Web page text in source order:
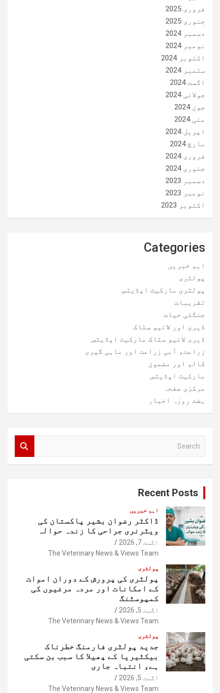
فروری 2025
جنوری 2025
دسمبر 2024
نومبر 2024
اکتوبر 2024
ستمبر 2024
اگست 2024
جولائی 2024
جون 2024
مئی 2024
اپریل 2024
مارچ 2024
فروری 2024
جنوری 2024
دسمبر 2023
نومبر 2023
اکتوبر 2023
Categories
اہم خبریں
پولٹری
پولٹری مارکیٹ اپڈیٹس
تقریبات
جنگلی حیات
ڈیری اور لائیو سٹاک
ڈیری لائیو سٹاک مارکیٹ اپڈیٹس
زراعت، آبی زراعت اور ماہی گیری
کالم اور مضمون
مارکیٹ اپڈیٹس
مرکزی صفحہ
ہفت روزہ اخبار
Recent Posts
اہم خبریں
ڈاکٹر رضوان بشیر پاکستان کی
ویٹرنری جراحی کا زندہ حوالہ
اگست 7, 2026
The Veterinary News & Views Team
پولٹری
پولٹری کی پرورش کے دوران اموات
کے امکانات اور مردہ مرغیوں کی
کمپوسٹنگ
اگست 5, 2026
The Veterinary News & Views Team
پولٹری
جدید پولٹری فارمنگ خطرناک
بیکٹیریا کے پھیلا کا سبب بن سکتی
ہے، انتباہ جاری
اگست 5, 2026
The Veterinary News & Views Team